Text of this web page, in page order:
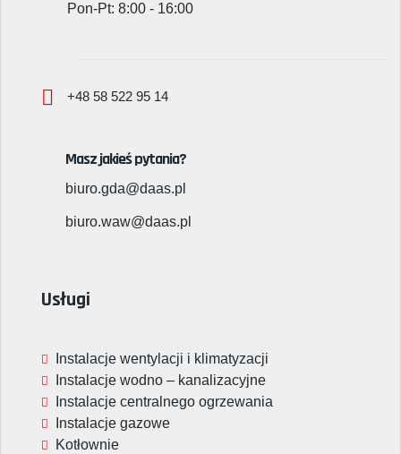
Pon-Pt: 8:00 - 16:00
+48 58 522 95 14
Masz jakieś pytania?
biuro.gda@daas.pl
biuro.waw@daas.pl
Usługi
Instalacje wentylacji i klimatyzacji
Instalacje wodno – kanalizacyjne
Instalacje centralnego ogrzewania
Instalacje gazowe
Kotłownie